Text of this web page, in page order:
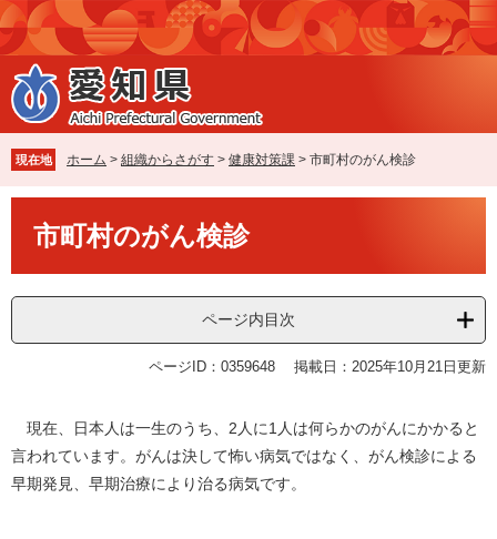
ペ
ー
ジ
の
先
で
す
。
メ
ニ
ュ
ー
を
ば
し
て
現在地 ホーム > 組織からさがす > 健康対策課 > 市町村のがん検診
市町村のがん検診
ページ内目次
ページID：0359648 掲載日：2025年10月21日更新
現在、日本人は一生のうち、2人に1人は何らかのがんにかかると
言われています。がんは決して怖い病気ではなく、がん検診による
早期発見、早期治療により治る病気です。